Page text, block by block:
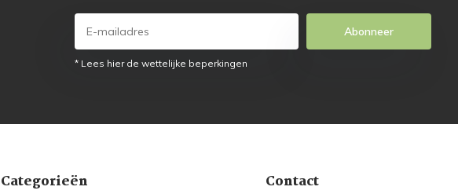
Abonneer
* Lees hier de wettelijke beperkingen
Categorieën Contact